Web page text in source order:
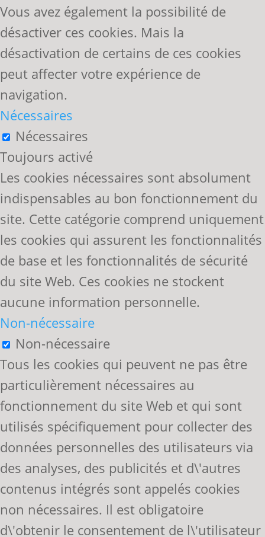
Vous avez également la possibilité de
désactiver ces cookies. Mais la
désactivation de certains de ces cookies
peut affecter votre expérience de
navigation.
Nécessaires
Nécessaires
Toujours activé
Les cookies nécessaires sont absolument
indispensables au bon fonctionnement du
site. Cette catégorie comprend uniquement
les cookies qui assurent les fonctionnalités
de base et les fonctionnalités de sécurité
du site Web. Ces cookies ne stockent
aucune information personnelle.
Non-nécessaire
Non-nécessaire
Tous les cookies qui peuvent ne pas être
particulièrement nécessaires au
fonctionnement du site Web et qui sont
utilisés spécifiquement pour collecter des
données personnelles des utilisateurs via
des analyses, des publicités et d\'autres
contenus intégrés sont appelés cookies
non nécessaires. Il est obligatoire
d\'obtenir le consentement de l\'utilisateur